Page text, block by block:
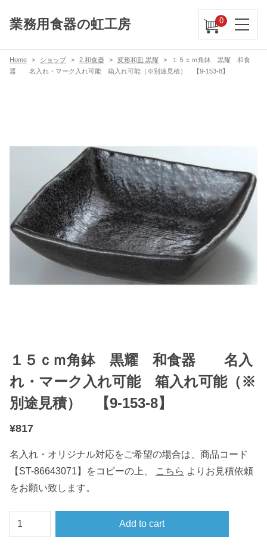
業務用食器の虹工房 0
Home ショップ 2.和食器 変形和皿 黒耀
１５ｃｍ角鉢 黒耀 和食
器 名入れ・マーク入れ可能 箱入れ可能（※別途見積） 【9-153-8】
１５ｃｍ角鉢 黒耀 和食器 名入
れ・マーク入れ可能 箱入れ可能（※
別途見積） 【9-153-8】
¥817
名入れ・オリジナル対応をご希望の場合は、商品コード
【ST-86643071】をコピーの上、
こちら よりお見積依頼
をお願い致します。
１
５
Add to cart